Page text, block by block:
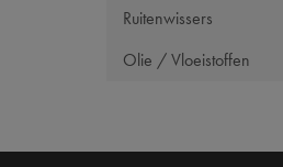
Ruitenwissers
Olie / Vloeistoffen